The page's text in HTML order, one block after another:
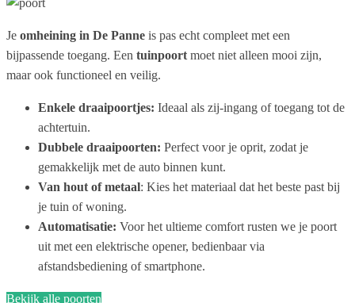
Je omheining in De Panne is pas echt compleet met een
bijpassende toegang. Een tuinpoort moet niet alleen mooi zijn,
maar ook functioneel en veilig.
Enkele draaipoortjes: Ideaal als zij-ingang of toegang tot de
achtertuin.
Dubbele draaipoorten: Perfect voor je oprit, zodat je
gemakkelijk met de auto binnen kunt.
Van hout of metaal: Kies het materiaal dat het beste past bij
je tuin of woning.
Automatisatie: Voor het ultieme comfort rusten we je poort
uit met een elektrische opener, bedienbaar via
afstandsbediening of smartphone.
Bekijk alle poorten